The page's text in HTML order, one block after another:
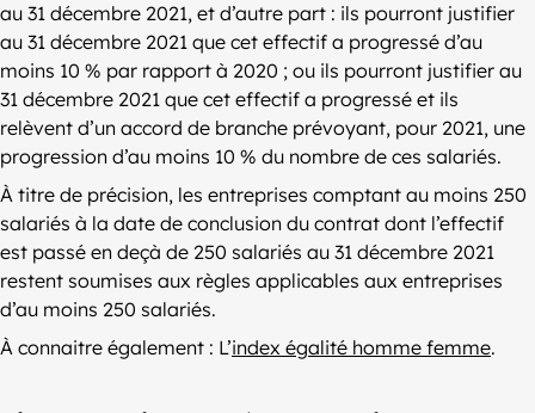
au 31 décembre 2021, et d’autre part : ils pourront justifier
au 31 décembre 2021 que cet effectif a progressé d’au
moins 10 % par rapport à 2020 ; ou ils pourront justifier au
31 décembre 2021 que cet effectif a progressé et ils
relèvent d’un accord de branche prévoyant, pour 2021, une
progression d’au moins 10 % du nombre de ces salariés.
À titre de précision, les entreprises comptant au moins 250
salariés à la date de conclusion du contrat dont l’effectif
est passé en deçà de 250 salariés au 31 décembre 2021
restent soumises aux règles applicables aux entreprises
d’au moins 250 salariés.
À connaitre également : L’index égalité homme femme.